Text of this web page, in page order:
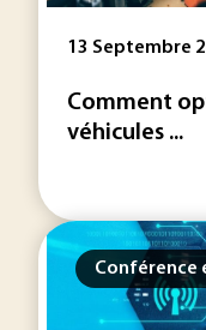
13 Septembre
Comment
véhicules ...
Conférence